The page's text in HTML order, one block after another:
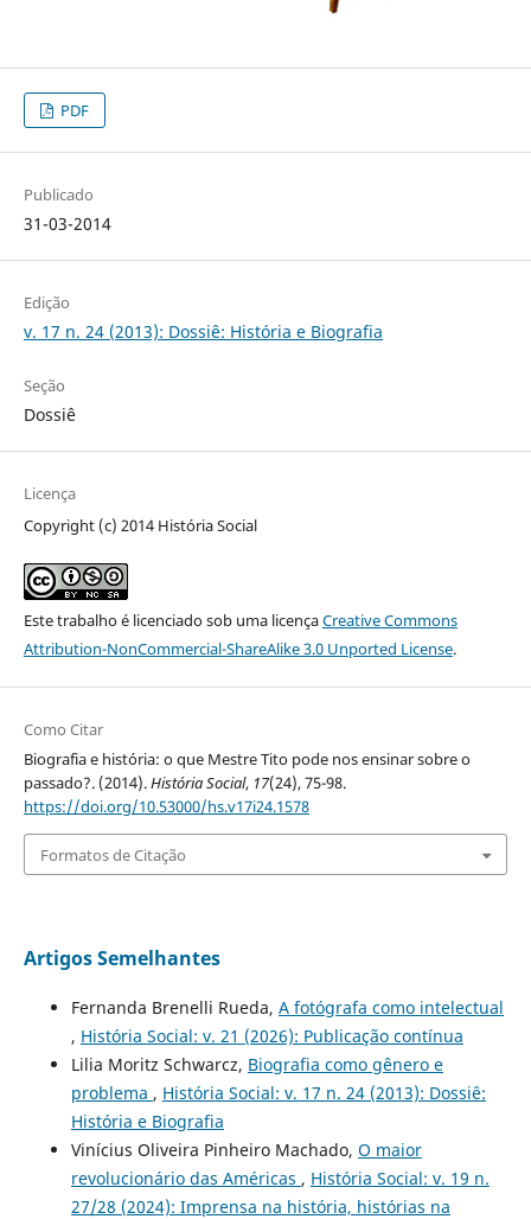
PDF
Publicado
31-03-2014
Edição
v. 17 n. 24 (2013): Dossiê: História e Biografia
Seção
Dossiê
Licença
Copyright (c) 2014 História Social
Este trabalho é licenciado sob uma licençaCreative Commons
Attribution-NonCommercial-ShareAlike 3.0 Unported License.
Como Citar
Biografia e história: o que Mestre Tito pode nos ensinar sobre o
passado?. (2014).História Social, 17(24), 75-98.
https://doi.org/10.53000/hs.v17i24.1578
Formatos de Citação
Artigos Semelhantes
Fernanda Brenelli Rueda, A fotógrafa como intelectual
, História Social: v. 21 (2026): Publicação contínua
Lilia Moritz Schwarcz, Biografia como gênero e
problema , História Social: v. 17 n. 24 (2013): Dossiê:
História e Biografia
Vinícius Oliveira Pinheiro Machado, O maior
revolucionário das Américas , História Social: v. 19 n.
27/28 (2024): Imprensa na história, histórias na